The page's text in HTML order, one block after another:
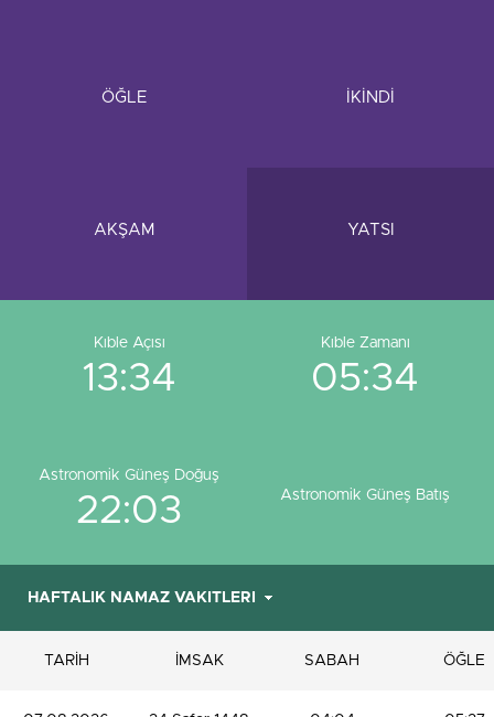
ÖĞLE İKİNDİ
AKŞAM YATSI
Kıble Açısı
13:34
Kıble Zamanı
05:34
Astronomik Güneş Doğuş
22:03 Astronomik Güneş Batış
TARİH İMSAK SABAH ÖĞLE